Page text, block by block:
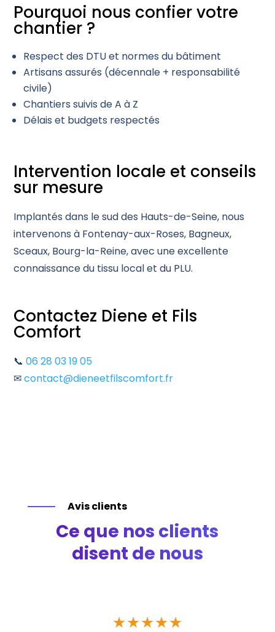
Pourquoi nous confier votre
chantier ?
Respect des DTU et normes du bâtiment
Artisans assurés (décennale + responsabilité
civile)
Chantiers suivis de A à Z
Délais et budgets respectés
Intervention locale et conseils
sur mesure
Implantés dans le sud des Hauts-de-Seine, nous
intervenons à Fontenay-aux-Roses, Bagneux,
Sceaux, Bourg-la-Reine, avec une excellente
connaissance du tissu local et du PLU.
Contactez Diene et Fils
Comfort
📞06 28 03 19 05
✉contact@dieneetfilscomfort.fr
Avis clients
Ce que nos clients
disent de nous
★★★★★